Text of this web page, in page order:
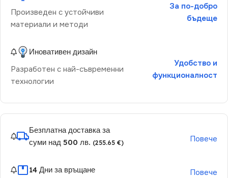
Произведен с устойчиви
материали и методи
За по-добро
бъдеще
Иновативен дизайн
Разработен с най-съвременни
технологии
Удобство и
функционалност
Безплатна доставка за
суми над 500 лв. (255.65 €) Повече
14 Дни за връщане Повече